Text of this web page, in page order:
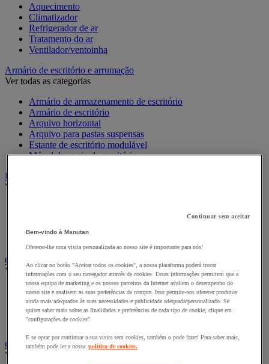
Aquecimento
Climatizador
Refrigerador de ar
Tratamento do ar
Ventilador/ventoinha
Armário de escritório e arrumação
Ver todas as categorias
Armário de armazenamento de escritório
Armário de escritório
Arquivo horizontal
Arquivo para pastas suspensas
Estante de escritório modulável
Móvel de apoio de escritório
Bengaleiro e cabide
Ver todas as categorias
Porta-cabides
Cadeiras, poltronas e cadeirões
Ver todas as categorias
Acessórios para cadeiras de escritório
Cadeira de braços executivo
Cadeira de escritório
Cadeiras para salas de receção e reuniões
Candeeiro
Ver todas as categorias
Continuar sem aceitar
Bem-vindo à Manutan
Oferecer-lhe uma visita personalizada ao nosso site é importante para nós!
Ao clicar no botão "Aceitar todos os cookies", a nossa plataforma poderá trocar
informações com o seu navegador através de cookies. Essas informações permitem que a
nossa equipa de marketing e os nossos parceiros da Internet avaliem o desempenho do
nosso site e analisem as suas preferências de compra. Isso permite-nos oferecer produtos
ainda mais adequados às suas necessidades e publicidade adequada/personalizado. Se
quiser saber mais sobre as finalidades e preferências de cada tipo de cookie, clique em
"configurações de cookies".
E se optar por continuar a sua visita sem cookies, também o pode fazer! Para saber mais,
também pode ler a nossa política de cookies.